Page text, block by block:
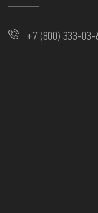
+7 (800) 333-03-